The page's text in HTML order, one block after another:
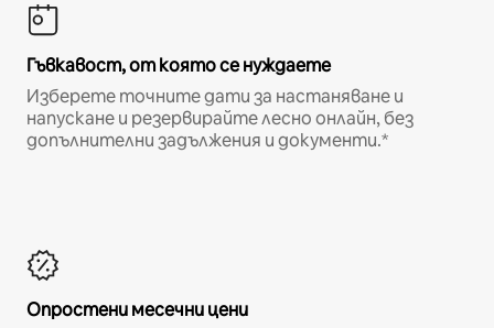
Гъвкавост, от която се нуждаете
Изберете точните дати за настаняване и
напускане и резервирайте лесно онлайн, без
допълнителни задължения и документи.*
Опростени месечни цени